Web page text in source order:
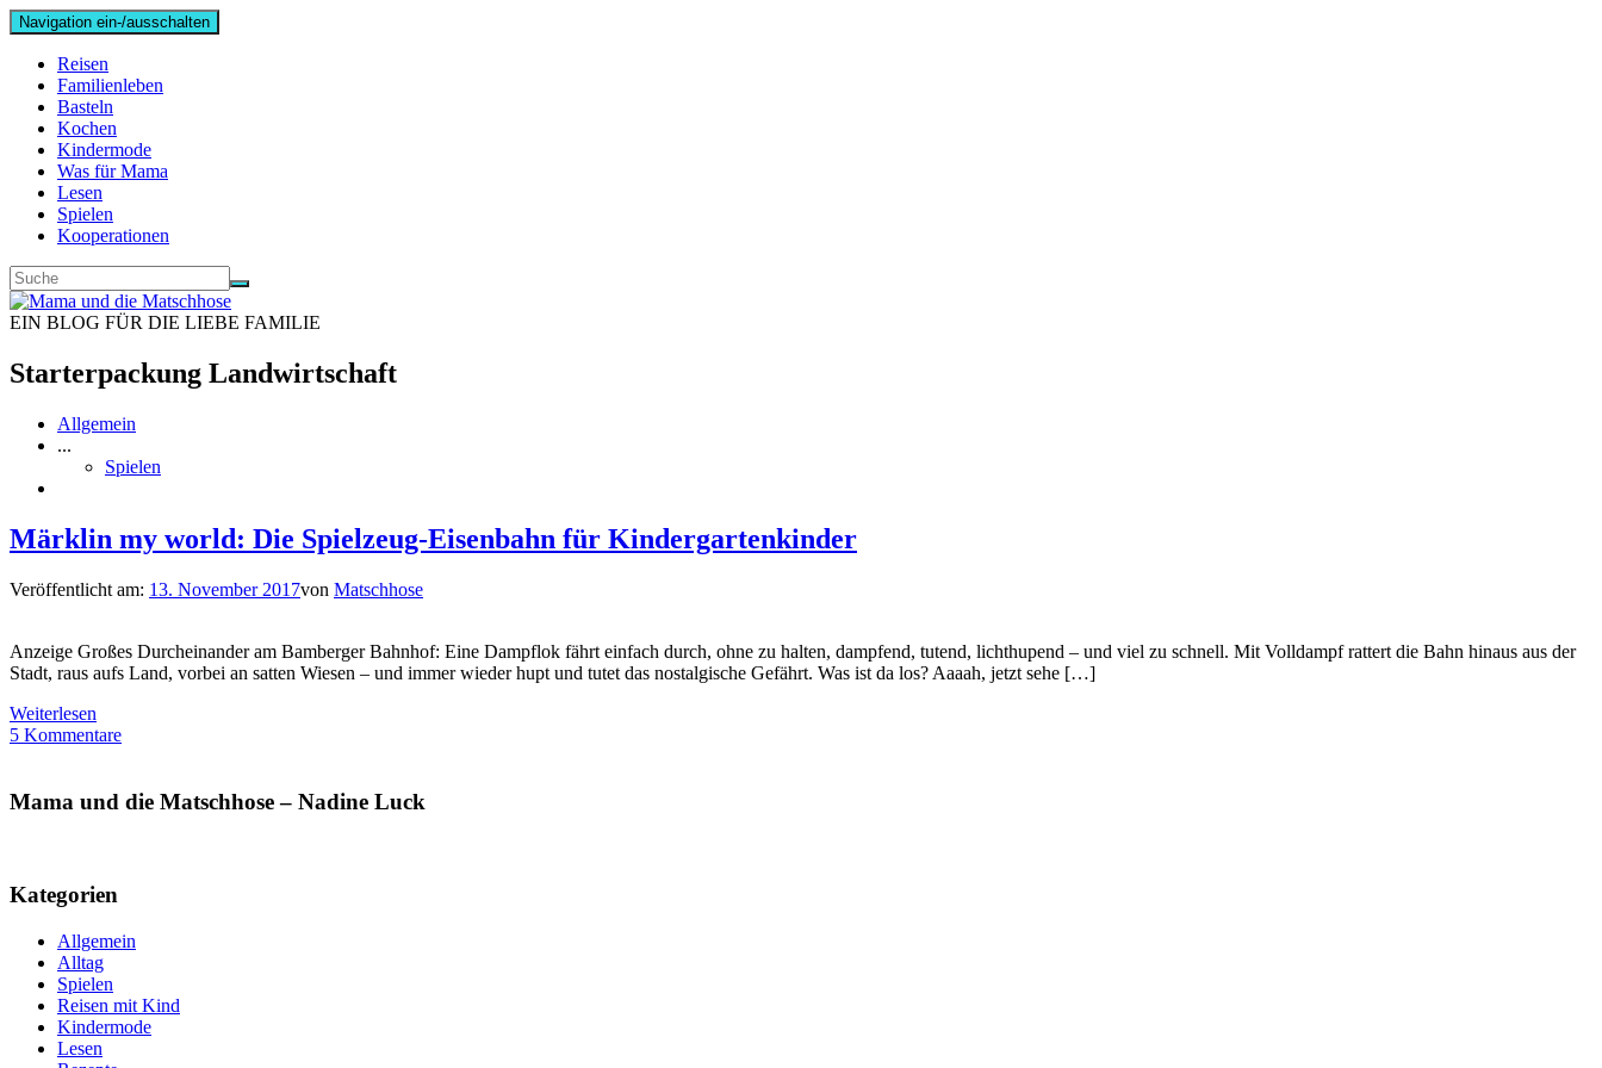
Navigation ein-/ausschalten
Reisen
Familienleben
Basteln
Kochen
Kindermode
Was für Mama
Lesen
Spielen
Kooperationen
EIN BLOG FÜR DIE LIEBE FAMILIE
Starterpackung Landwirtschaft
Allgemein
...
Spielen
Märklin my world: Die Spielzeug-Eisenbahn für Kindergartenkinder
Veröffentlicht am: 13. November 2017von Matschhose
Anzeige Großes Durcheinander am Bamberger Bahnhof: Eine Dampflok fährt einfach durch, ohne zu halten, dampfend, tutend, lichthupend – und viel zu schnell. Mit Volldampf rattert die Bahn hinaus aus der
Stadt, raus aufs Land, vorbei an satten Wiesen – und immer wieder hupt und tutet das nostalgische Gefährt. Was ist da los? Aaaah, jetzt sehe […]
Weiterlesen
5 Kommentare
Mama und die Matschhose – Nadine Luck
Kategorien
Allgemein
Alltag
Spielen
Reisen mit Kind
Kindermode
Lesen